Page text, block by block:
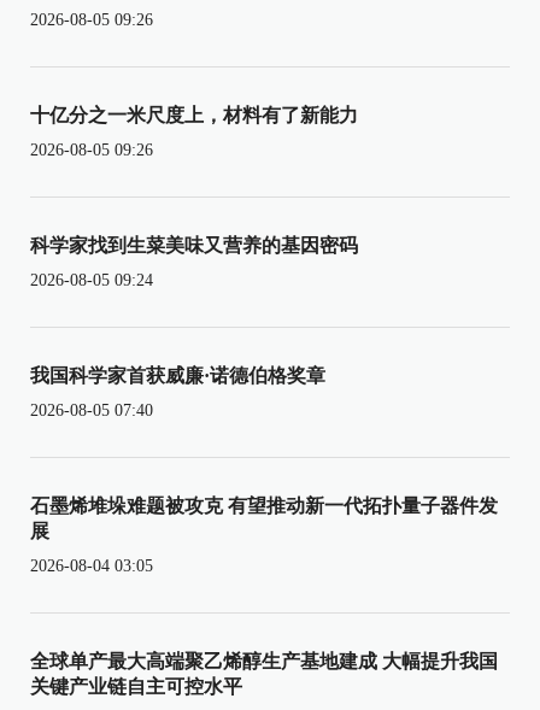
2026-08-05 09:26
十亿分之一米尺度上，材料有了新能力
2026-08-05 09:26
科学家找到生菜美味又营养的基因密码
2026-08-05 09:24
我国科学家首获威廉·诺德伯格奖章
2026-08-05 07:40
石墨烯堆垛难题被攻克 有望推动新一代拓扑量子器件发
展
2026-08-04 03:05
全球单产最大高端聚乙烯醇生产基地建成 大幅提升我国
关键产业链自主可控水平